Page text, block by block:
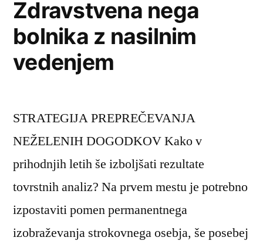
managementa
zdravstveni
negi
Zdravstvena nega
bolnika z nasilnim
vedenjem
STRATEGIJA PREPREČEVANJA
NEŽELENIH DOGODKOV Kako v
prihodnjih letih še izboljšati rezultate
tovrstnih analiz? Na prvem mestu je potrebno
izpostaviti pomen permanentnega
izobraževanja strokovnega osebja, še posebej